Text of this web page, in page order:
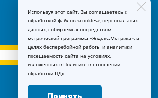
Используя этот сайт, Вы соглашаетесь с
обработкой файлов «cookies», персональных
данных, собираемых посредством
метрической программы «Яндекс.Метрика», в
целях бесперебойной работы и аналитики
посещаемости сайта на условиях,
изложенных в Политике в отношении
обработки ПДн
Принять